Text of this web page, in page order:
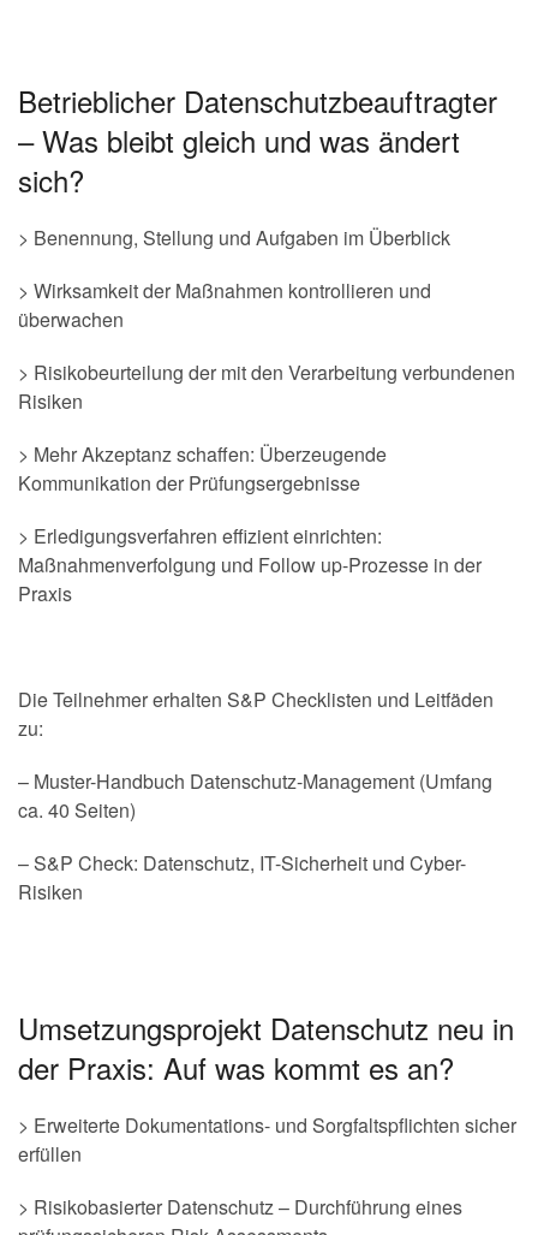
Betrieblicher Datenschutzbeauftragter
– Was bleibt gleich und was ändert
sich?
> Benennung, Stellung und Aufgaben im Überblick
> Wirksamkeit der Maßnahmen kontrollieren und
überwachen
> Risikobeurteilung der mit den Verarbeitung verbundenen
Risiken
> Mehr Akzeptanz schaffen: Überzeugende
Kommunikation der Prüfungsergebnisse
> Erledigungsverfahren effizient einrichten:
Maßnahmenverfolgung und Follow up-Prozesse in der
Praxis
Die Teilnehmer erhalten S&P Checklisten und Leitfäden
zu:
– Muster-Handbuch Datenschutz-Management (Umfang
ca. 40 Seiten)
– S&P Check: Datenschutz, IT-Sicherheit und Cyber-
Risiken
Umsetzungsprojekt Datenschutz neu in
der Praxis: Auf was kommt es an?
> Erweiterte Dokumentations- und Sorgfaltspflichten sicher
erfüllen
> Risikobasierter Datenschutz – Durchführung eines